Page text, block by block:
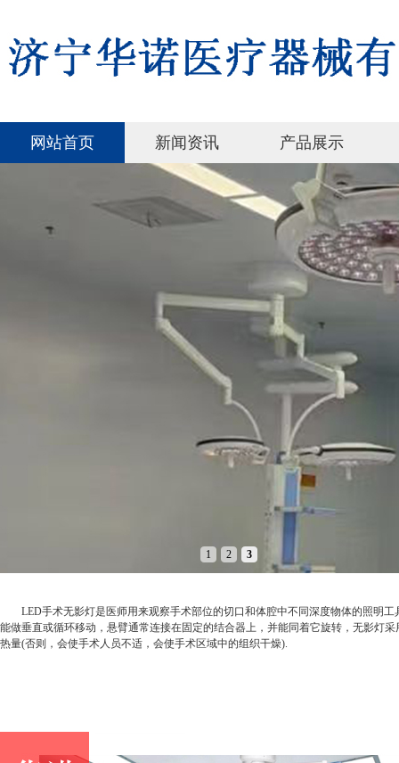
网站首页 新闻资讯 产品展示
1 2 3
LED手术无影灯是医师用来观察手术部位的切口和体腔中不同深度物体的照明工
能做垂直或循环移动，悬臂通常连接在固定的结合器上，并能同着它旋转，无影灯
热量(否则，会使手术人员不适，会使手术区域中的组织干燥).